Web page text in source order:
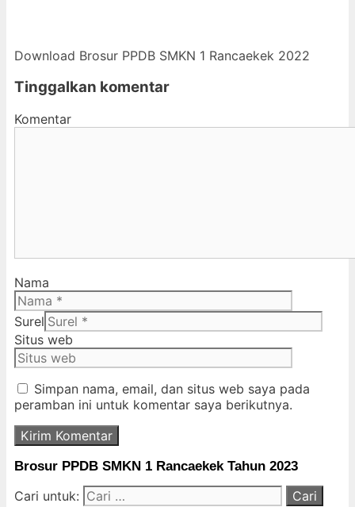
Download Brosur PPDB SMKN 1 Rancaekek 2022
Tinggalkan komentar
Komentar
Nama
Surel
Situs web
Simpan nama, email, dan situs web saya pada
peramban ini untuk komentar saya berikutnya.
Brosur PPDB SMKN 1 Rancaekek Tahun 2023
Cari untuk: